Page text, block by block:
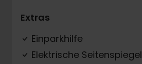
Extras
Einparkhilfe
Elektrische Seitenspiegel